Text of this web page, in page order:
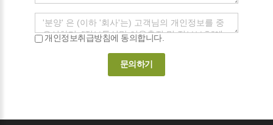
개인정보취급방침에 동의합니다.
문의하기